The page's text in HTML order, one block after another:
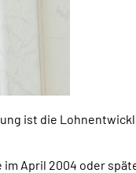
ist die
April 2004 oder